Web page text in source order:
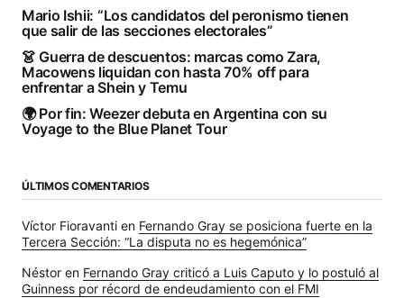
Mario Ishii: “Los candidatos del peronismo tienen
que salir de las secciones electorales”
👗 Guerra de descuentos: marcas como Zara,
Macowens liquidan con hasta 70% off para
enfrentar a Shein y Temu
🌍 Por fin: Weezer debuta en Argentina con su
Voyage to the Blue Planet Tour
ÚLTIMOS COMENTARIOS
Víctor Fioravanti en Fernando Gray se posiciona fuerte en la
Tercera Sección: “La disputa no es hegemónica”
Néstor en Fernando Gray criticó a Luis Caputo y lo postuló al
Guinness por récord de endeudamiento con el FMI